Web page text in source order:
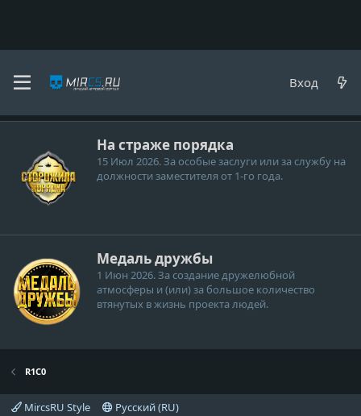
Вход
R1C0
На страже порядка
15 Июл 2026. За особые заслуги или за службу на
должности заместителя от 1-го года.
Медаль дружбы
1 Июн 2026. За создание дружелюбной
атмосферы и (или) за большое количество
втянутых в жизнь проекта людей.
R1C0
MircsRU Style
Русский (RU)